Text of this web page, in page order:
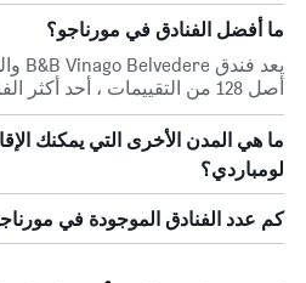
ما أفضل الفنادق في مورناجو؟
أصل 128 من التقييمات ، أحد أكثر الفنادق شهرة في مورناجو.
ما هي المدن الأخرى التي يمكنك
لومباردي؟
كم عدد الفنادق الموجودة في